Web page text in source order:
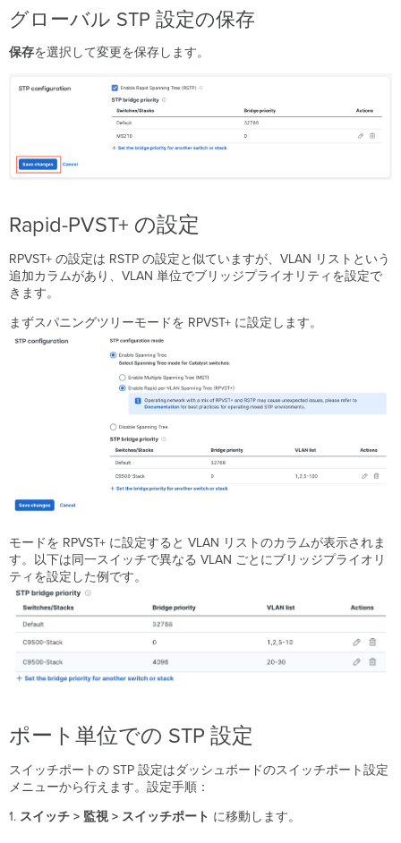
性
(802.1s)
Rapid-
PVST
グローバル STP 設定の保存
保存を選択して変更を保存します。
Rapid-PVST+ の設定
RPVST+ の設定は RSTP の設定と似ていますが、VLAN リストという
追加カラムがあり、VLAN 単位でブリッジプライオリティを設定で
きます。
まずスパニングツリーモードを RPVST+ に設定します。
モードを RPVST+ に設定すると VLAN リストのカラムが表示されま
す。以下は同一スイッチで異なる VLAN ごとにブリッジプライオリ
ティを設定した例です。
ポート単位での STP 設定
スイッチポートの STP 設定はダッシュボードのスイッチポート設定
メニューから行えます。設定手順：
1. スイッチ > 監視 > スイッチポート に移動します。